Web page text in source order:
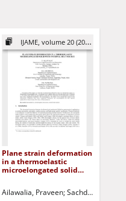
Jurczak, Paweł - red.
IJAME, volume 20 (2015)
Plane strain deformation
in a thermoelastic
microelongated solid
Ailawalia, Praveen Sachdeva, Sunil